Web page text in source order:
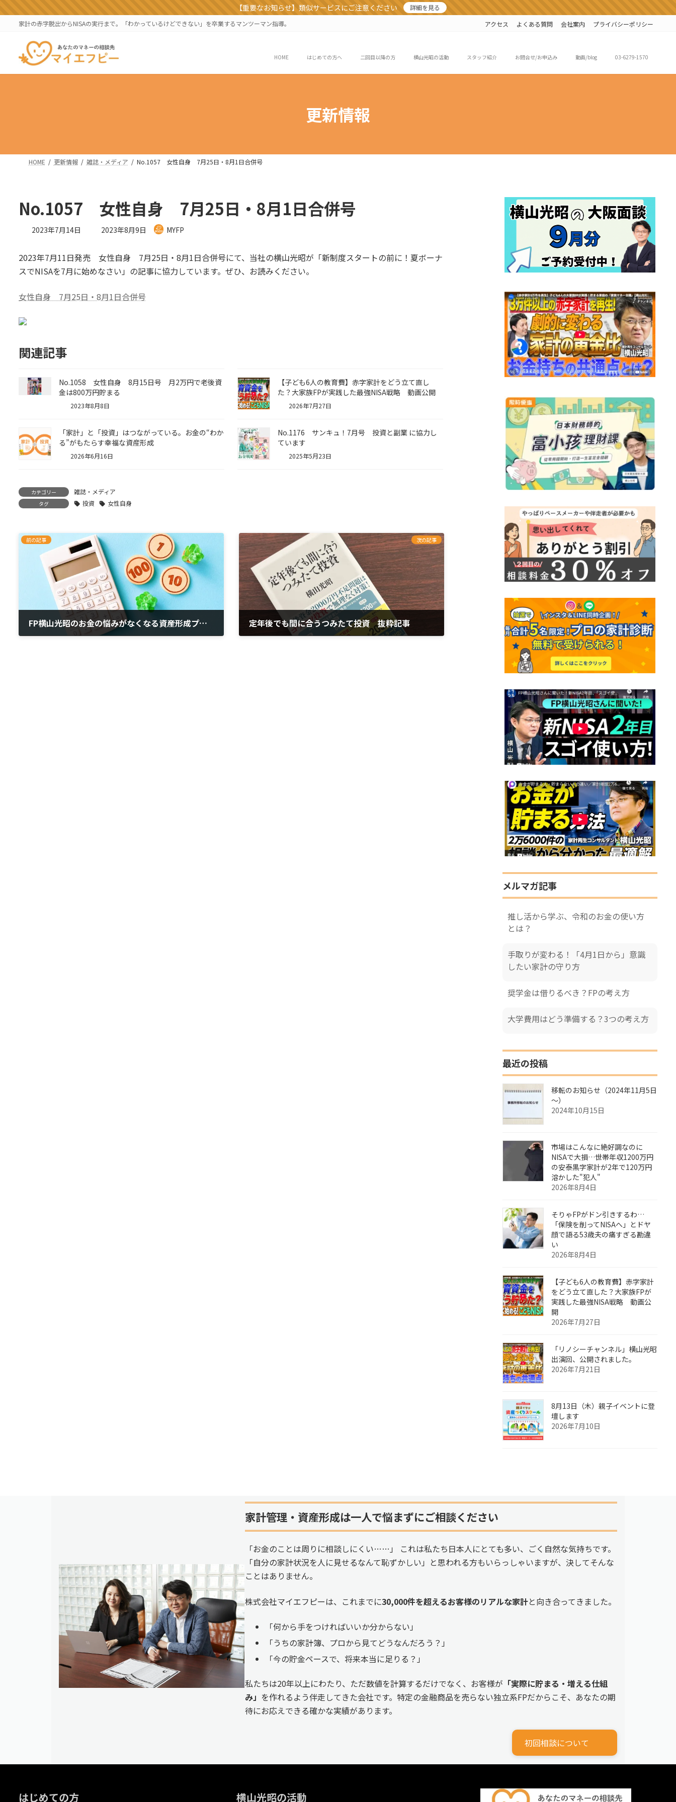
ン
ス
ビ
ン
【重要なお知らせ】類似サービスにご注意ください
詳細を見る
家計の赤字脱出からNISAの実行まで。「わかっているけどできない」を卒業するマンツーマン指導。
アクセス よくある質問 会社案内 プライバシーポリシー
HOME はじめての方へ 二回目以降の方 横山光昭の活動 スタッフ紹介 お問合せ/お申込み 動画/blog 03-6279-1570
更新情報
HOME 更新情報 雑誌・メディア No.1057 女性自身 7月25日・8月1日合併号
No.1057 女性自身 7月25日・8月1日合併号
2023年7月14日
最
新
日
時
2023年8月9日 MYFP
2023年7月11日発売 女性自身 7月25日・8月1日合併号にて、当社の横山光昭が「新制度スタートの前に！夏ボーナ
スでNISAを7月に始めなさい」の記事に協力しています。ぜひ、お読みください。
女性自身 7月25日・8月1日合併号
関連記事
No.1058 女性自身 8月15日号 月2万円で老後資
金は800万円貯まる
2023年8月8日
【子ども6人の教育費】赤字家計をどう立て直し
た？大家族FPが実践した最強NISA戦略 動画公開
2026年7月27日
「家計」と「投資」はつながっている。お金の“わか
る”がもたらす幸福な資産形成
2026年6月16日
No.1176 サンキュ！7月号 投資と副業 に協力し
ています
2025年5月23日
カテゴリー 雑誌・メディア
タグ 投資 女性自身
前の記事
FP横山光昭のお金の悩みがなくなる資産形成プラン
次の記事
定年後でも間に合うつみたて投資 抜粋記事
メルマガ記事
推し活から学ぶ、令和のお金の使い方
とは？
手取りが変わる！「4月1日から」意識
したい家計の守り方
奨学金は借りるべき？FPの考え方
大学費用はどう準備する？3つの考え方
最近の投稿
移転のお知らせ（2024年11月5日
～）
2024年10月15日
市場はこんなに絶好調なのに
NISAで大損…世帯年収1200万円
の安泰黒字家計が2年で120万円
溶かした"犯人"
2026年8月4日
そりゃFPがドン引きするわ…
「保険を削ってNISAへ」とドヤ
顔で語る53歳夫の痛すぎる勘違
い
2026年8月4日
【子ども6人の教育費】赤字家計
をどう立て直した？大家族FPが
実践した最強NISA戦略 動画公
開
2026年7月27日
「リノシーチャンネル」横山光昭
出演回、公開されました。
2026年7月21日
8月13日（木）親子イベントに登
壇します
2026年7月10日
家計管理・資産形成は一人で悩まずにご相談ください
「お金のことは周りに相談しにくい……」 これは私たち日本人にとても多い、ごく自然な気持ちです。
「自分の家計状況を人に見せるなんて恥ずかしい」と思われる方もいらっしゃいますが、決してそんな
ことはありません。
株式会社マイエフピーは、これまでに30,000件を超えるお客様のリアルな家計と向き合ってきました。
「何から手をつければいいか分からない」
「うちの家計簿、プロから見てどうなんだろう？」
「今の貯金ペースで、将来本当に足りる？」
私たちは20年以上にわたり、ただ数値を計算するだけでなく、お客様が 「実際に貯まる・増える仕組
み」 を作れるよう伴走してきた会社です。特定の金融商品を売らない独立系FPだからこそ、あなたの期
待にお応えできる確かな実績があります。
初回相談について
はじめての方 横山光昭の活動